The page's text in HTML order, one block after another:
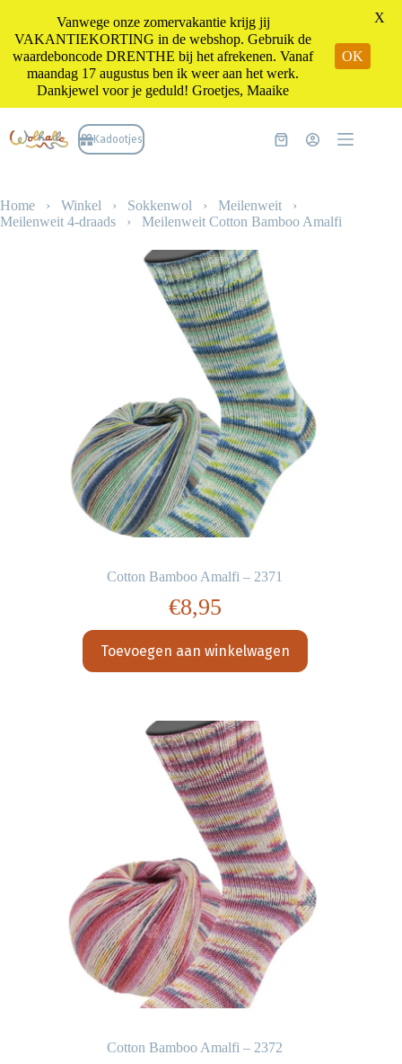
naar
de
Kadootjes Winkelwagen
Home › Winkel › Sokkenwol › Meilenweit ›
Meilenweit 4-draads › Meilenweit Cotton Bamboo Amalfi
Cotton Bamboo Amalfi – 2371
€8,95
Toevoegen aan winkelwagen
Cotton Bamboo Amalfi – 2372
Vanwege onze zomervakantie krijg jij
VAKANTIEKORTING in de webshop. Gebruik de
waardeboncode DRENTHE bij het afrekenen. Vanaf
maandag 17 augustus ben ik weer aan het werk.
Dankjewel voor je geduld! Groetjes, Maaike
OK
X